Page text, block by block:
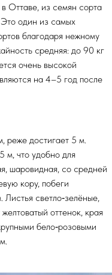
Оттаве, из семян сорта
один из самых
благодаря нежному
средняя: до 90 кг
очень высокой
на 4–5 год после
реже достигает 5 м.
м, что удобно для
шаровидная, со средней
кору, побеги
светло‑зелёные,
оттенок, края
бело‑розовыми